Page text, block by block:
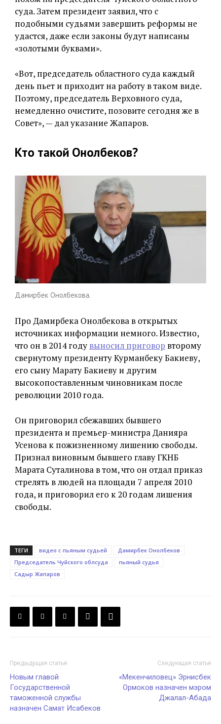
суда. Затем президент заявил, что с
подобными судьями завершить реформы не
удастся, даже если законы будут написаны
«золотыми буквами».
«Вот, председатель областного суда каждый
день пьет и приходит на работу в таком виде.
Поэтому, председатель Верховного суда,
немедленно очистите, позовите сегодня же в
Совет», — дал указание Жапаров.
Кто такой Онолбеков?
Дамирбек Онолбекова.
Про Дамирбека Онолбекова в открытых
источниках информации немного. Известно,
что он в 2014 году выносил приговор второму
свернутому президенту Курманбеку Бакиеву,
его сыну Марату Бакиеву и другим
высокопоставленным чиновникам после
революции 2010 года.
Он приговорил сбежавших бывшего
президента и премьер-министра Данияра
Усенова к пожизненному лишению свободы.
Признал виновным бывшего главу ГКНБ
Марата Суталинова в том, что он отдал приказ
стрелять в людей на площади 7 апреля 2010
года, и приговорил его к 20 годам лишения
свободы.
ТЕГИ видео с пьяным судьей
Дамирбек Онолбеков
Председатель Чуйского облсуда
пьяный судья
Садыр Жапаров
Предыдущая статья
Новым главой
Государственной
таможенной службы
назначен Самат Исабеков
Следующая статья
«Мекенчиловец» Эрнисбек
Ормоков назначен мэром
Джалал-Абада